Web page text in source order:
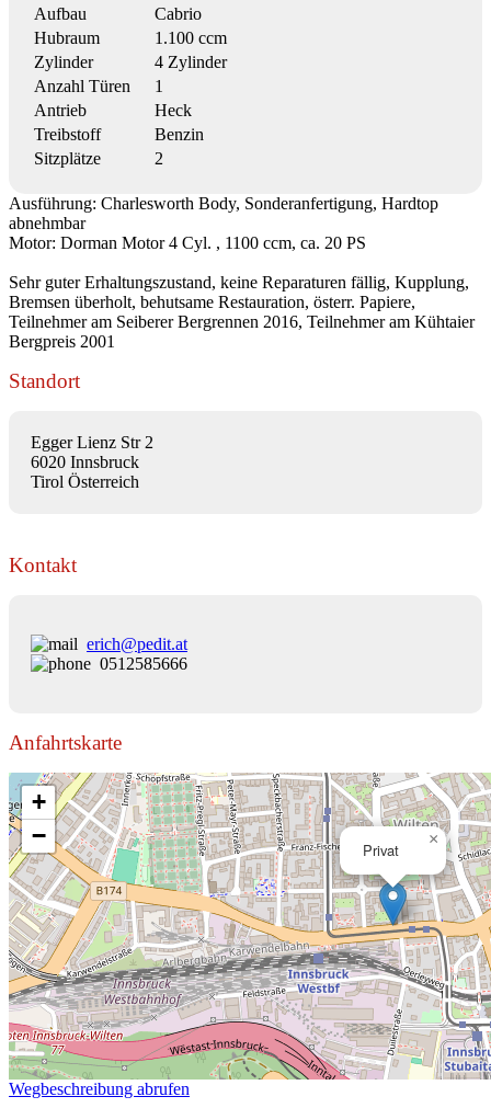
Aufbau
Cabrio
Hubraum
1.100 ccm
Zylinder
4 Zylinder
Anzahl Türen
1
Antrieb
Heck
Treibstoff
Benzin
Sitzplätze
2
Ausführung: Charlesworth Body, Sonderanfertigung, Hardtop
abnehmbar
Motor: Dorman Motor 4 Cyl. , 1100 ccm, ca. 20 PS
Sehr guter Erhaltungszustand, keine Reparaturen fällig, Kupplung,
Bremsen überholt, behutsame Restauration, österr. Papiere,
Teilnehmer am Seiberer Bergrennen 2016, Teilnehmer am Kühtaier
Bergpreis 2001
Standort
Egger Lienz Str 2
6020 Innsbruck
Tirol Österreich
Kontakt
erich@pedit.at
0512585666
Anfahrtskarte
Privat
×
+
−
Wegbeschreibung abrufen